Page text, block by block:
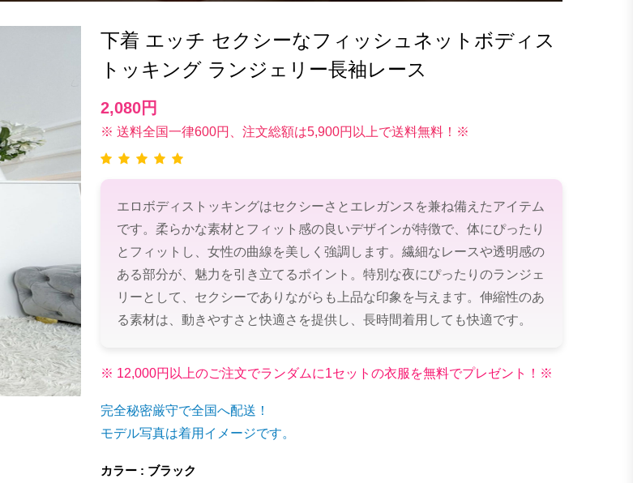
下着 エッチ セクシーなフィッシュネットボディス
トッキング ランジェリー長袖レース
2,080円
※ 送料全国一律600円、注文総額は5,900円以上で送料無料！※
エロボディストッキングはセクシーさとエレガンスを兼ね備えたアイテム
です。柔らかな素材とフィット感の良いデザインが特徴で、体にぴったり
とフィットし、女性の曲線を美しく強調します。繊細なレースや透明感の
ある部分が、魅力を引き立てるポイント。特別な夜にぴったりのランジェ
リーとして、セクシーでありながらも上品な印象を与えます。伸縮性のあ
る素材は、動きやすさと快適さを提供し、長時間着用しても快適です。
※ 12,000円以上のご注文でランダムに1セットの衣服を無料でプレゼント！※
完全秘密厳守で全国へ配送！
モデル写真は着用イメージです。
カラー : ブラック